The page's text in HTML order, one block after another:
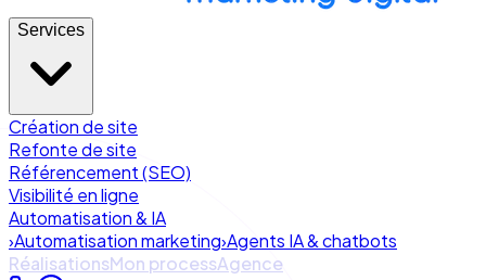
Services
Création de site
Refonte de site
Référencement (SEO)
Visibilité en ligne
Automatisation & IA
›Automatisation marketing›Agents IA & chatbots
RéalisationsMon processAgence